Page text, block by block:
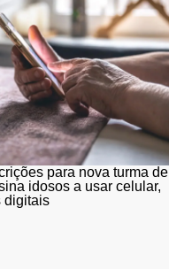
para nova turma de
idosos a usar celular,
digitais